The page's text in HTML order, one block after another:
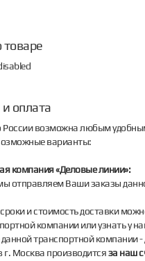
оплата
России возможна любым
варианты:
компания «Деловые линии»:
отправляем Ваши заказы
и стоимость доставки
компании или узнать у
транспортной компании -
г. Москва производитсяза наш